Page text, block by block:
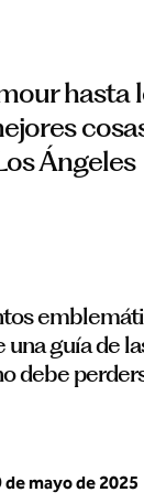
hasta
Ángeles
una guía de
debe
de mayo de 2025